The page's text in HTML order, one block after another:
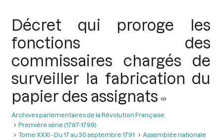
Décret qui proroge les
fonctions des
commissaires chargés de
surveiller la fabrication du
papier des assignats
Archives parlementaires de la Révolution Française
Première série (1787-1799)
Tome XXXI - Du 17 au 30 septembre 1791
Assemblée nationale